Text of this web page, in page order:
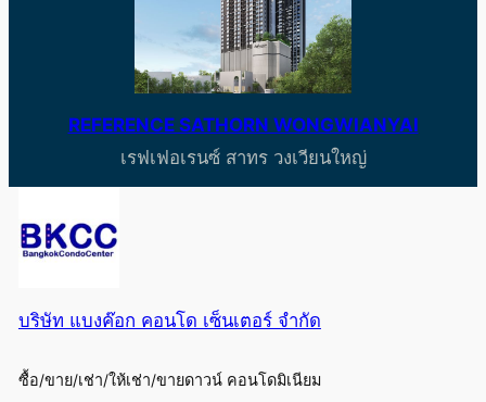
REFERENCE SATHORN WONGWIANYAI
เรฟเฟอเรนซ์ สาทร วงเวียนใหญ่
บริษัท แบงค๊อก คอนโด เซ็นเตอร์ จำกัด
ซื้อ/ขาย/เช่า/ให้เช่า/ขายดาวน์ คอนโดมิเนียม